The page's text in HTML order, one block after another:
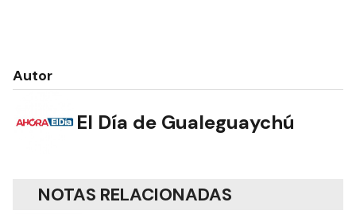
Autor
El Día de Gualeguaychú
NOTAS RELACIONADAS